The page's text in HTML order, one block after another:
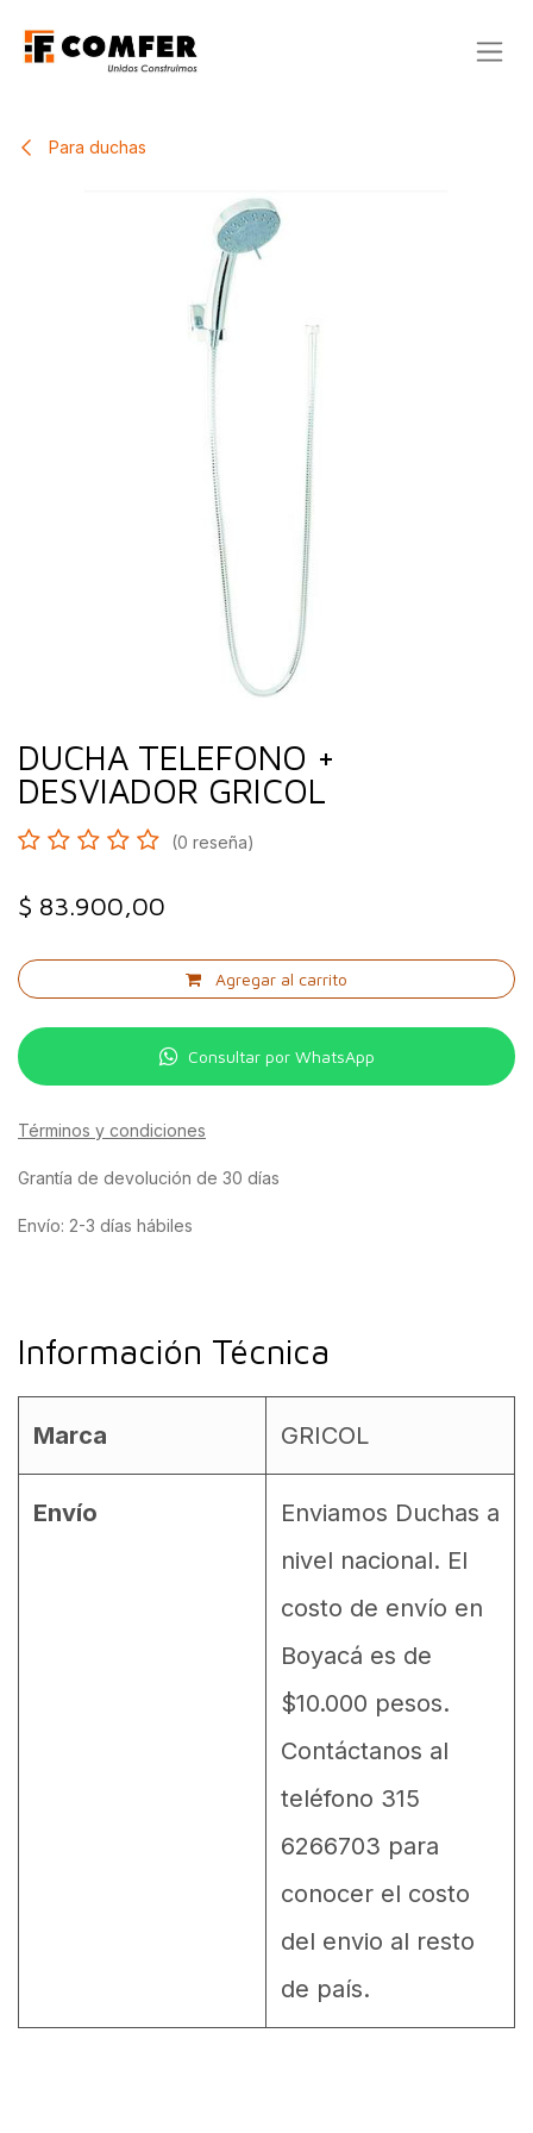
Para duchas
DUCHA TELEFONO +
DESVIADOR GRICOL
(0 reseña)
$ 83.900,00
Agregar al carrito
Consultar por WhatsApp
Términos y condiciones
Grantía de devolución de 30 días
Envío: 2-3 días hábiles
Información Técnica
Marca GRICOL
Envío
Enviamos Duchas a
nivel nacional. El
costo de envío en
Boyacá es de
$10.000 pesos.
Contáctanos al
teléfono 315
6266703 para
conocer el costo
del envio al resto
de país.